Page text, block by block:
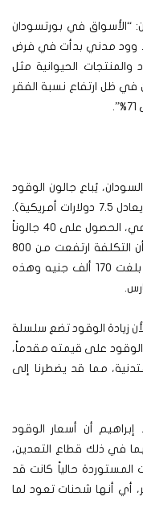
“الأسواق في بورتسودان
وود مدني بدأت في فرض
الحيوانية مثل
في ظل ارتفاع نسبة الفقر
يُباع جالون الوقود
(حوالي 3.6 لترات) بسعر 24 ألف جنيه (ما يعادل 7.5 دولارات أمريكية).
وعندما حاول أشرف الزين، وهو مستثمر زراعي، الحصول على 40 جالوناً
لتشغيل ماكينة الري أبلغه عامل المحطة أن التكلفة ارتفعت من 800
ألف جنيه إلى 970 ألف جنيه، بنسبة زيادة بلغت 170 ألف جنيه وهذه
زيادة الوقود تضع سلسلة
الوقود على قيمته مقدماً،
مما قد يضطرنا إلى
أن أسعار الوقود
في ذلك قطاع التعدين،
حالياً كانت قد
أي أنها شحنات تعود لما